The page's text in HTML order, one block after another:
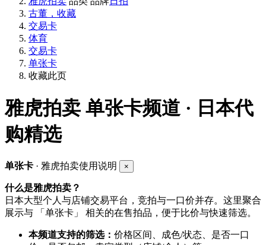
古董，收藏
交易卡
体育
交易卡
单张卡
收藏此页
雅虎拍卖 单张卡频道 · 日本代
购精选
单张卡 · 雅虎拍卖使用说明 ×
什么是雅虎拍卖？
日本大型个人与店铺交易平台，竞拍与一口价并存。这里聚合
展示与 「单张卡」 相关的在售拍品，便于比价与快速筛选。
本频道支持的筛选： 价格区间、成色/状态、是否一口